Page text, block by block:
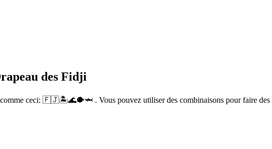
des Fidji
ceci: 🇫🇯🏝️🌊🐡🦈 . Vous pouvez utiliser des combinaisons pour faire des